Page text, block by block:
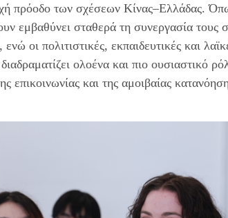
πρόοδο των σχέσεων Κίνας–Ελλάδας.
εμβαθύνει σταθερά τη συνεργασία
οι πολιτιστικές, εκπαιδευτικές και
ολοένα και πιο ουσιαστικό
και της αμοιβαίας